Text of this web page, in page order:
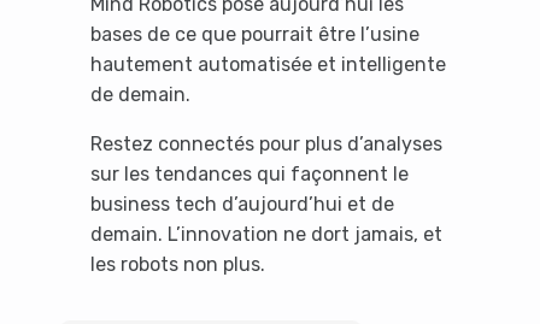
bases de ce que pourrait être l’usine
hautement automatisée et intelligente
de demain.
Restez connectés pour plus d’analyses
sur les tendances qui façonnent le
business tech d’aujourd’hui et de
demain. L’innovation ne dort jamais, et
les robots non plus.